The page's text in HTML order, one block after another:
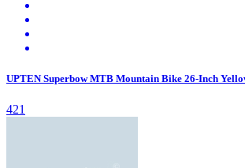
UPTEN Superbow MTB Mountain Bike 26-Inch
421